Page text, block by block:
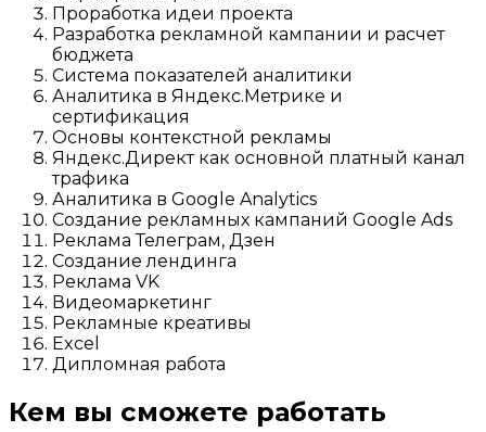
Проработка идеи проекта
Разработка рекламной кампании и расчет
бюджета
Система показателей аналитики
Аналитика в Яндекс.Метрике и
сертификация
Основы контекстной рекламы
Яндекс.Директ как основной платный канал
трафика
Аналитика в Google Analytics
Создание рекламных кампаний Google Ads
Реклама Телеграм, Дзен
Создание лендинга
Реклама VK
Видеомаркетинг
Рекламные креативы
Excel
Дипломная работа
Кем вы сможете работать